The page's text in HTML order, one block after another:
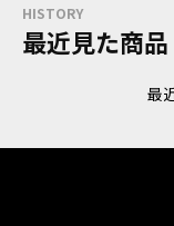
HISTORY
最近見た商品
最